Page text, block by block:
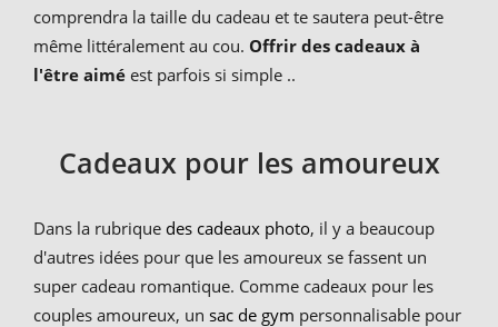
comprendra la taille du cadeau et te sautera peut-être
même littéralement au cou. Offrir des cadeaux à
l'être aimé est parfois si simple ..
Cadeaux pour les amoureux
Dans la rubrique des cadeaux photo, il y a beaucoup
d'autres idées pour que les amoureux se fassent un
super cadeau romantique. Comme cadeaux pour les
couples amoureux, un sac de gym personnalisable pour